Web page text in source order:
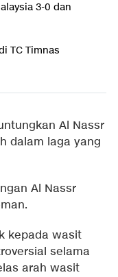
3-0 dan
TC Timnas
Al Nassr
dalam laga yang
Al Nassr
kepada wasit
selama
arah wasit